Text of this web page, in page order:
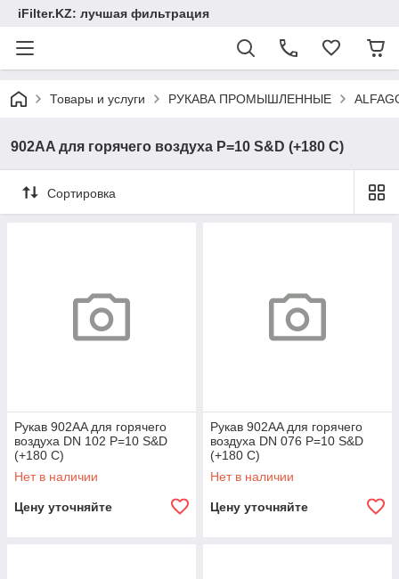
iFilter.KZ: лучшая фильтрация
Товары и услуги РУКАВА ПРОМЫШЛЕННЫЕ
902AA для горячего воздуха Р=10 S&D (+180 C)
Сортировка
Рукав 902AA для горячего
воздуха DN 102 P=10 S&D
(+180 C)
Нет в наличии
Цену уточняйте
Рукав 902AA для горячего
воздуха DN 076 P=10 S&D
(+180 C)
Нет в наличии
Цену уточняйте